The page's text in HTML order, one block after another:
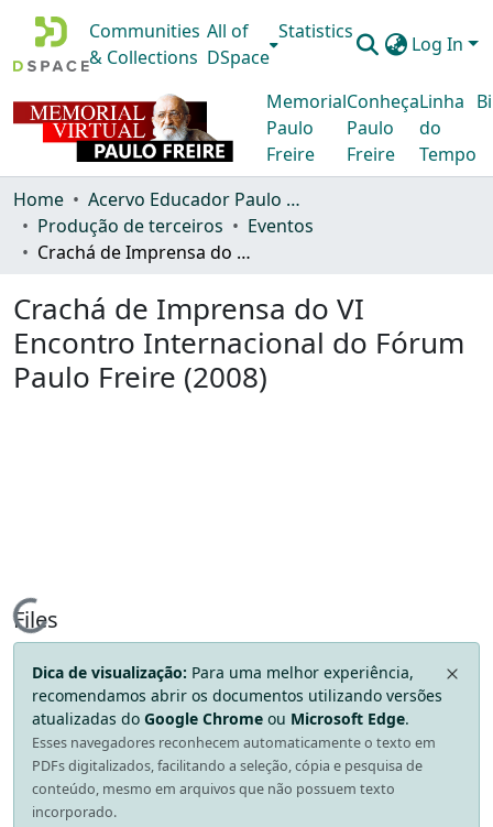
Communities
& Collections
All of
DSpace
Statistics
Log In
Memorial
Paulo
Freire
Conheça
Paulo
Freire
Linha
do
Tempo
Home
Acervo Educador Paulo Freire
Produção de terceiros
Eventos
Crachá de Imprensa do VI Encontro Internacional do Fórum Paulo Freire (2008)
Crachá de Imprensa do VI
Encontro Internacional do Fórum
Paulo Freire (2008)
Loading...
Files
Dica de visualização: Para uma melhor experiência,
recomendamos abrir os documentos utilizando versões
atualizadas do Google Chrome ou Microsoft Edge.
Esses navegadores reconhecem automaticamente o texto em
PDFs digitalizados, facilitando a seleção, cópia e pesquisa de
conteúdo, mesmo em arquivos que não possuem texto
incorporado.